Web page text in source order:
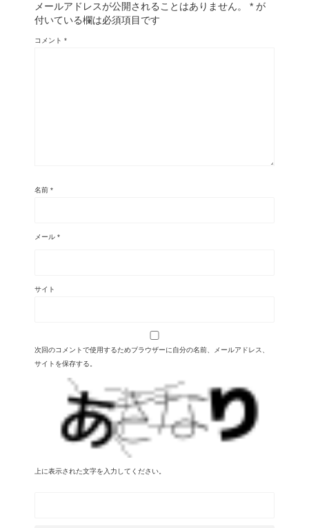
メールアドレスが公開されることはありません。 * が
付いている欄は必須項目です
コメント *
名前 *
メール *
サイト
次回のコメントで使用するためブラウザーに自分の名前、メールアドレス、
サイトを保存する。
上に表示された文字を入力してください。